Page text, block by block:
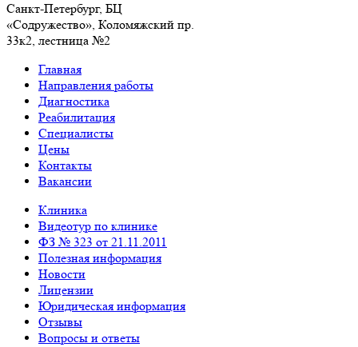
Санкт-Петербург, БЦ
«Содружество», Колoмяжский пр.
33к2, лестница №2
Главная
Направления работы
Диагностика
Реабилитация
Специалисты
Цены
Контакты
Вакансии
Клиника
Видеотур по клинике
ФЗ № 323 от 21.11.2011
Полезная информация
Новости
Лицензии
Юридическая информация
Отзывы
Вопросы и ответы